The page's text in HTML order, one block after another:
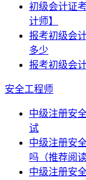
初级会计证
计师】
报考初级会
多少
报考初级会
安全工程师
中级注册安
试
中级注册安
吗（推荐阅读
中级注册安